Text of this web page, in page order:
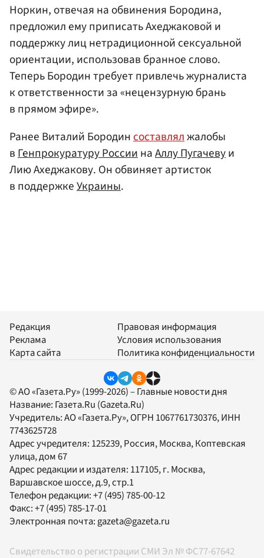
Норкин, отвечая на обвинения Бородина,
предложил ему приписать Ахеджаковой и
поддержку лиц нетрадиционной сексуальной
ориентации, использовав бранное слово.
Теперь Бородин требует привлечь журналиста
к ответственности за «нецензурную брань
в прямом эфире».
Ранее Виталий Бородинсоставлялжалобы
вГенпрокуратуру РоссиинаАллу Пугачевуи
Лию Ахеджакову. Он обвиняет артисток
в поддержкеУкраины.
Редакция
Реклама
Карта сайта
Правовая информация
Условия использования
Политика конфиденциальности
© АО «Газета.Ру» (1999-2026) – Главные новости дня
Название: Газета.Ru (Gazeta.Ru)
Учредитель:АО «Газета.Ру», ОГРН 1067761730376, ИНН
7743625728
Адрес учредителя: 125239, Россия, Москва, Коптевская
улица, дом 67
Адрес редакции и издателя: 117105, г. Москва,
Варшавское шоссе, д.9, стр.1
Телефон редакции:+7 (495) 785-00-12
Факс:+7 (495) 785-17-01
Электронная почта:gazeta@gazeta.ru
Свидетельство о регистрации СМИ Эл № ФС77-67642